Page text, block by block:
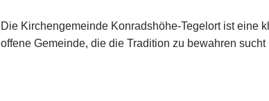
Die Kirchengemeinde Konradshöhe-Tegelort ist eine
offene Gemeinde, die die Tradition zu bewahren